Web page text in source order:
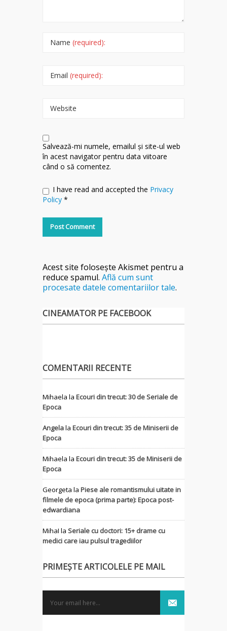
Name (required):
Email (required):
Website
Salvează-mi numele, emailul și site-ul web
în acest navigator pentru data viitoare
când o să comentez.
I have read and accepted the Privacy
Policy *
Acest site folosește Akismet pentru a
reduce spamul. Află cum sunt
procesate datele comentariilor tale.
CINEAMATOR PE FACEBOOK
COMENTARII RECENTE
Mihaela la Ecouri din trecut: 30 de Seriale de
Epoca
Angelala Ecouri din trecut: 35 de Miniserii de
Epoca
Mihaela la Ecouri din trecut: 35 de Miniserii de
Epoca
Georgeta la Piese ale romantismului uitate in
filmele de epoca (prima parte): Epoca post-
edwardiana
MihaI la Seriale cu doctori: 15+ drame cu
medici care iau pulsul tragediilor
PRIMEȘTE ARTICOLELE PE MAIL